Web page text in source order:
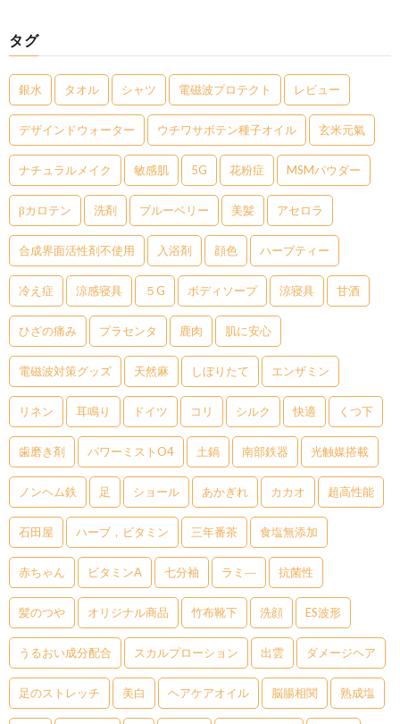
タグ
銀水 タオル シャツ 電磁波プロテクト レビュー
デザインドウォーター ウチワサボテン種子オイル 玄米元氣
ナチュラルメイク 敏感肌 5G 花粉症 MSMパウダー
βカロテン 洗剤 ブルーベリー 美髪 アセロラ
合成界面活性剤不使用 入浴剤 顔色 ハーブティー
冷え症 涼感寝具 ５G ボディソープ 涼寝具 甘酒
ひざの痛み プラセンタ 鹿肉 肌に安心
電磁波対策グッズ 天然麻 しぼりたて エンザミン
リネン 耳鳴り ドイツ コリ シルク 快適 くつ下
歯磨き剤 パワーミストO4 土鍋 南部鉄器 光触媒搭載
ノンヘム鉄 足 ショール あかぎれ カカオ 超高性能
石田屋 ハーブ，ビタミン 三年番茶 食塩無添加
赤ちゃん ビタミンA 七分袖 ラミ― 抗菌性
髪のつや オリジナル商品 竹布靴下 洗顔 ES波形
うるおい成分配合 スカルプローション 出雲 ダメージヘア
足のストレッチ 美白 ヘアケアオイル 脳腸相関 熟成塩